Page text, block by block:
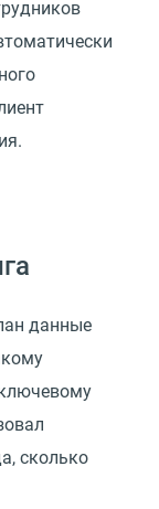
данные
сколько